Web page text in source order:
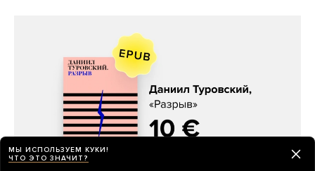
МЫ ИСПОЛЬЗУЕМ КУКИ!
ЧТО ЭТО ЗНАЧИТ?